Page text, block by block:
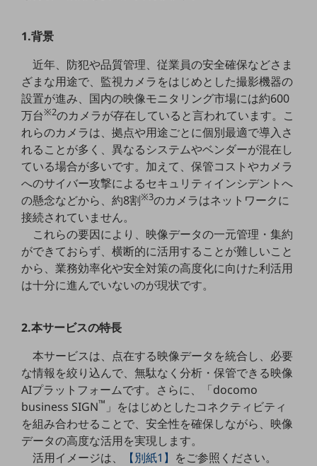
運用管理
災害対策・BCP
課題・ニーズで探す
課題・ニーズで探すTOP
コミュニケーション・情報共有
マーケティング
業務効率化
災害対策
職場環境整備
地域共創・地方創生
セキュリティ対策
自動化・省電化
人材不足解消
業種・業態で探す
業種・業態で探すTOP
1.背景
近年、防犯や品質管理、従業員の安全確保などさま
ざまな用途で、監視カメラをはじめとした撮影機器の
設置が進み、国内の映像モニタリング市場には約600
万台※2のカメラが存在していると言われています。こ
れらのカメラは、拠点や用途ごとに個別最適で導入さ
れることが多く、異なるシステムやベンダーが混在し
ている場合が多いです。加えて、保管コストやカメラ
へのサイバー攻撃によるセキュリティインシデントへ
の懸念などから、約8割※3のカメラはネットワークに
接続されていません。
これらの要因により、映像データの一元管理・集約
ができておらず、横断的に活用することが難しいこと
から、業務効率化や安全対策の高度化に向けた利活用
は十分に進んでいないのが現状です。
2.本サービスの特長
本サービスは、点在する映像データを統合し、必要
な情報を絞り込んで、無駄なく分析・保管できる映像
AIプラットフォームです。さらに、「docomo
business SIGN™ 」をはじめとしたコネクティビティ
を組み合わせることで、安全性を確保しながら、映像
データの高度な活用を実現します。
活用イメージは、
【別紙1】 をご参照ください。